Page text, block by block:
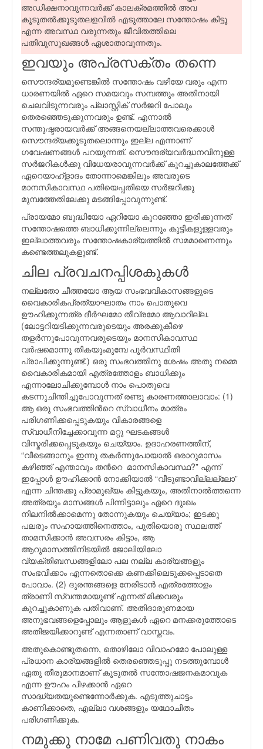
അഡിക്ഷനാവുന്നവര്‍ക്ക് കാലക്രമത്തില്‍ അവ
കൂടുതല്‍ക്കൂടുതലളവില്‍ എടുത്താലേ സന്തോഷം കിട്ടൂ
എന്ന അവസ്ഥ വരുന്നതും ജീവിതത്തിലെ
പതിവുസുഖങ്ങള്‍ ഏശാതാവുന്നതും.
ഇവയും അപ്രസക്തം തന്നെ
സൌന്ദര്യമുണ്ടെങ്കില്‍ സന്തോഷം വഴിയേ വരും എന്ന
ധാരണയില്‍ ഏറെ സമയവും സമ്പത്തും അതിനായി
ചെലവിടുന്നവരും പ്ലാസ്റ്റിക് സര്‍ജറി പോലും
തെരഞ്ഞെടുക്കുന്നവരും ഉണ്ട്. എന്നാല്‍
സന്തുഷ്ടരായവര്‍ക്ക് അങ്ങനെയല്ലാത്തവരെക്കാള്‍
സൌന്ദര്യക്കൂടുതലൊന്നും ഇല്ല എന്നാണ്
ഗവേഷണങ്ങള്‍ പറയുന്നത്. സൌന്ദര്യവര്‍ദ്ധനവിനുള്ള
സര്‍ജറികള്‍ക്കു വിധേയരാവുന്നവര്‍ക്ക് കുറച്ചുകാലത്തേക്ക്
ഏറെയാഹ്ളാദം തോന്നാമെങ്കിലും അവരുടെ
മാനസികാവസ്ഥ പതിയെപ്പതിയെ സര്‍ജറിക്കു
മുമ്പത്തേതിലേക്കു മടങ്ങിപ്പോവുന്നുണ്ട്.
പ്രായമോ ബുദ്ധിയോ ഏറിയോ കുറഞ്ഞോ ഇരിക്കുന്നത്
സന്തോഷത്തെ ബാധിക്കുന്നില്ലെന്നും കുട്ടികളുള്ളവരും
ഇല്ലാത്തവരും സന്തോഷകാര്യത്തില്‍ സമമാണെന്നും
കണ്ടെത്തലുകളുണ്ട്.
ചില പ്രവചനപ്പിശകുകള്‍
നല്ലതോ ചീത്തയോ ആയ സംഭവവികാസങ്ങളുടെ
വൈകാരികപ്രത്യാഘാതം നാം പൊതുവെ
ഊഹിക്കുന്നത്ര ദീര്‍ഘമോ തീവ്രമോ ആവാറില്ല.
(ലോട്ടറിയടിക്കുന്നവരുടെയും അരക്കുകീഴെ
തളര്‍ന്നുപോവുന്നവരുടെയും മാനസികാവസ്ഥ
വര്‍ഷമൊന്നു തികയുംമുമ്പേ പൂര്‍വസ്ഥിതി
പ്രാപിക്കുന്നുണ്ട്.) ഒരു സംഭവത്തിനു ശേഷം അതു നമ്മെ
വൈകാരികമായി എത്രത്തോളം ബാധിക്കും
എന്നാലോചിക്കുമ്പോള്‍ നാം പൊതുവെ
കടന്നുചിന്തിച്ചുപോവുന്നത് രണ്ടു കാരണത്താലാവാം: (1)
ആ ഒരു സംഭവത്തിന്‍റെ സ്വാധീനം മാത്രം
പരിഗണിക്കപ്പെടുകയും വികാരങ്ങളെ
സ്വാധീനിച്ചേക്കാവുന്ന മറ്റു ഘടകങ്ങള്‍
വിസ്മരിക്കപ്പെടുകയും ചെയ്യാം. ഉദാഹരണത്തിന്,
“വീടെങ്ങാനും ഇന്നു തകര്‍ന്നുപോയാല്‍ ഒരാറുമാസം
കഴിഞ്ഞ് എന്താവും തന്‍റെ മാനസികാവസ്ഥ?” എന്ന്
ഇപ്പോള്‍ ഊഹിക്കാന്‍ നോക്കിയാല്‍ “വീടുണ്ടാവില്ലല്ലോ”
എന്ന ചിന്തക്കു പ്രാമുഖ്യം കിട്ടുകയും, അതിനാല്‍ത്തന്നെ
അത്രയും മാസങ്ങള്‍ പിന്നിട്ടാലും ഏറെ ദുഃഖം
നിലനില്‍ക്കാമെന്നു തോന്നുകയും ചെയ്യാം; ഇടക്കു
പലരും സഹായത്തിനെത്താം, പുതിയൊരു സ്ഥലത്ത്
താമസിക്കാന്‍ അവസരം കിട്ടാം, ആ
ആറുമാസത്തിനിടയില്‍ ജോലിയിലോ
വ്യക്തിബന്ധങ്ങളിലോ പല നല്ല കാര്യങ്ങളും
സംഭവിക്കാം എന്നതൊക്കെ കണക്കിലെടുക്കപ്പെടാതെ
പോവാം. (2) ദുരന്തങ്ങളെ നേരിടാന്‍ എത്രത്തോളം
ത്രാണി സ്വന്തമായുണ്ട് എന്നത് മിക്കവരും
കുറച്ചുകാണുക പതിവാണ്. അതിദാരുണമായ
അനുഭവങ്ങളെപ്പോലും ആളുകള്‍ ഏറെ മനക്കരുത്തോടെ
അതിജയിക്കാറുണ്ട് എന്നതാണ് വാസ്തവം.
അതുകൊണ്ടുതന്നെ, തൊഴിലോ വിവാഹമോ പോലുള്ള
പ്രധാന കാര്യങ്ങളില്‍ തെരഞ്ഞെടുപ്പു നടത്തുമ്പോള്‍
ഏതു തീരുമാനമാണ് കൂടുതല്‍ സന്തോഷജനകമാവുക
എന്ന ഊഹം പിഴക്കാന്‍ ഏറെ
സാദ്ധ്യതയുണ്ടെന്നോര്‍ക്കുക. എടുത്തുചാട്ടം
കാണിക്കാതെ, എല്ലാ വശങ്ങളും യഥോചിതം
പരിഗണിക്കുക.
നമുക്കു നാമേ പണിവതു നാകം